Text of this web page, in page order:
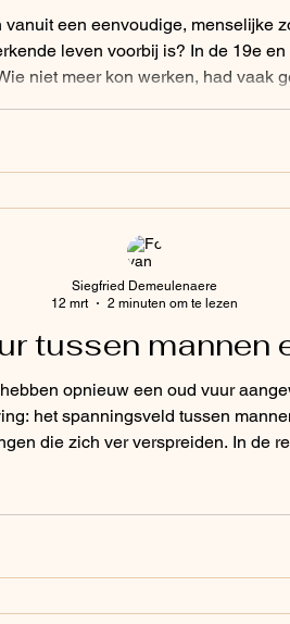
een eenvoudige, menselijke
leven voorbij is? In de 19e
niet meer kon werken, had vaak
tussen mannen
opnieuw een oud vuur
het spanningsveld tussen
die zich ver verspreiden. In de
Siegfried Demeulenaere
12 mrt
2 minuten om te lezen